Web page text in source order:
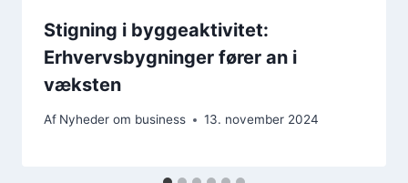
Stigning i byggeaktivitet:
Erhvervsbygninger fører an i
væksten
Af Nyheder om business 13. november 2024